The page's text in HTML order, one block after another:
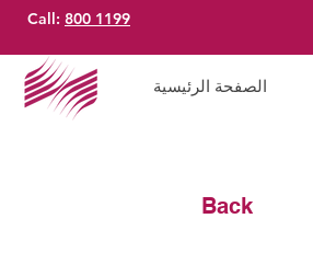
Call: 800 1199
الصفحة الرئيسية
Back